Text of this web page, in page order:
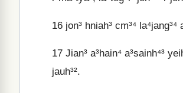
16 jon³ hniah³ cm³⁴
17 Jian³ a³hain⁴ a³sainh⁴³
jauh³².